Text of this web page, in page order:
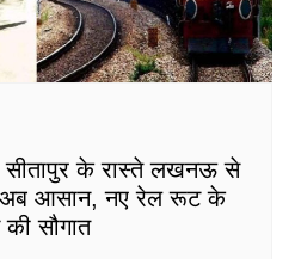
के रास्ते लखनऊ से
अब आसान, नए रेल रूट के
सौगात